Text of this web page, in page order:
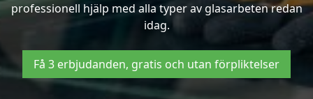
professionell hjälp med alla typer av glasarbeten redan
idag.
Få 3 erbjudanden, gratis och utan förpliktelser